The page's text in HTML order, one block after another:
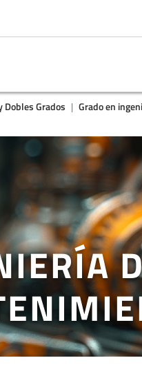
Dobles Grados Grado en